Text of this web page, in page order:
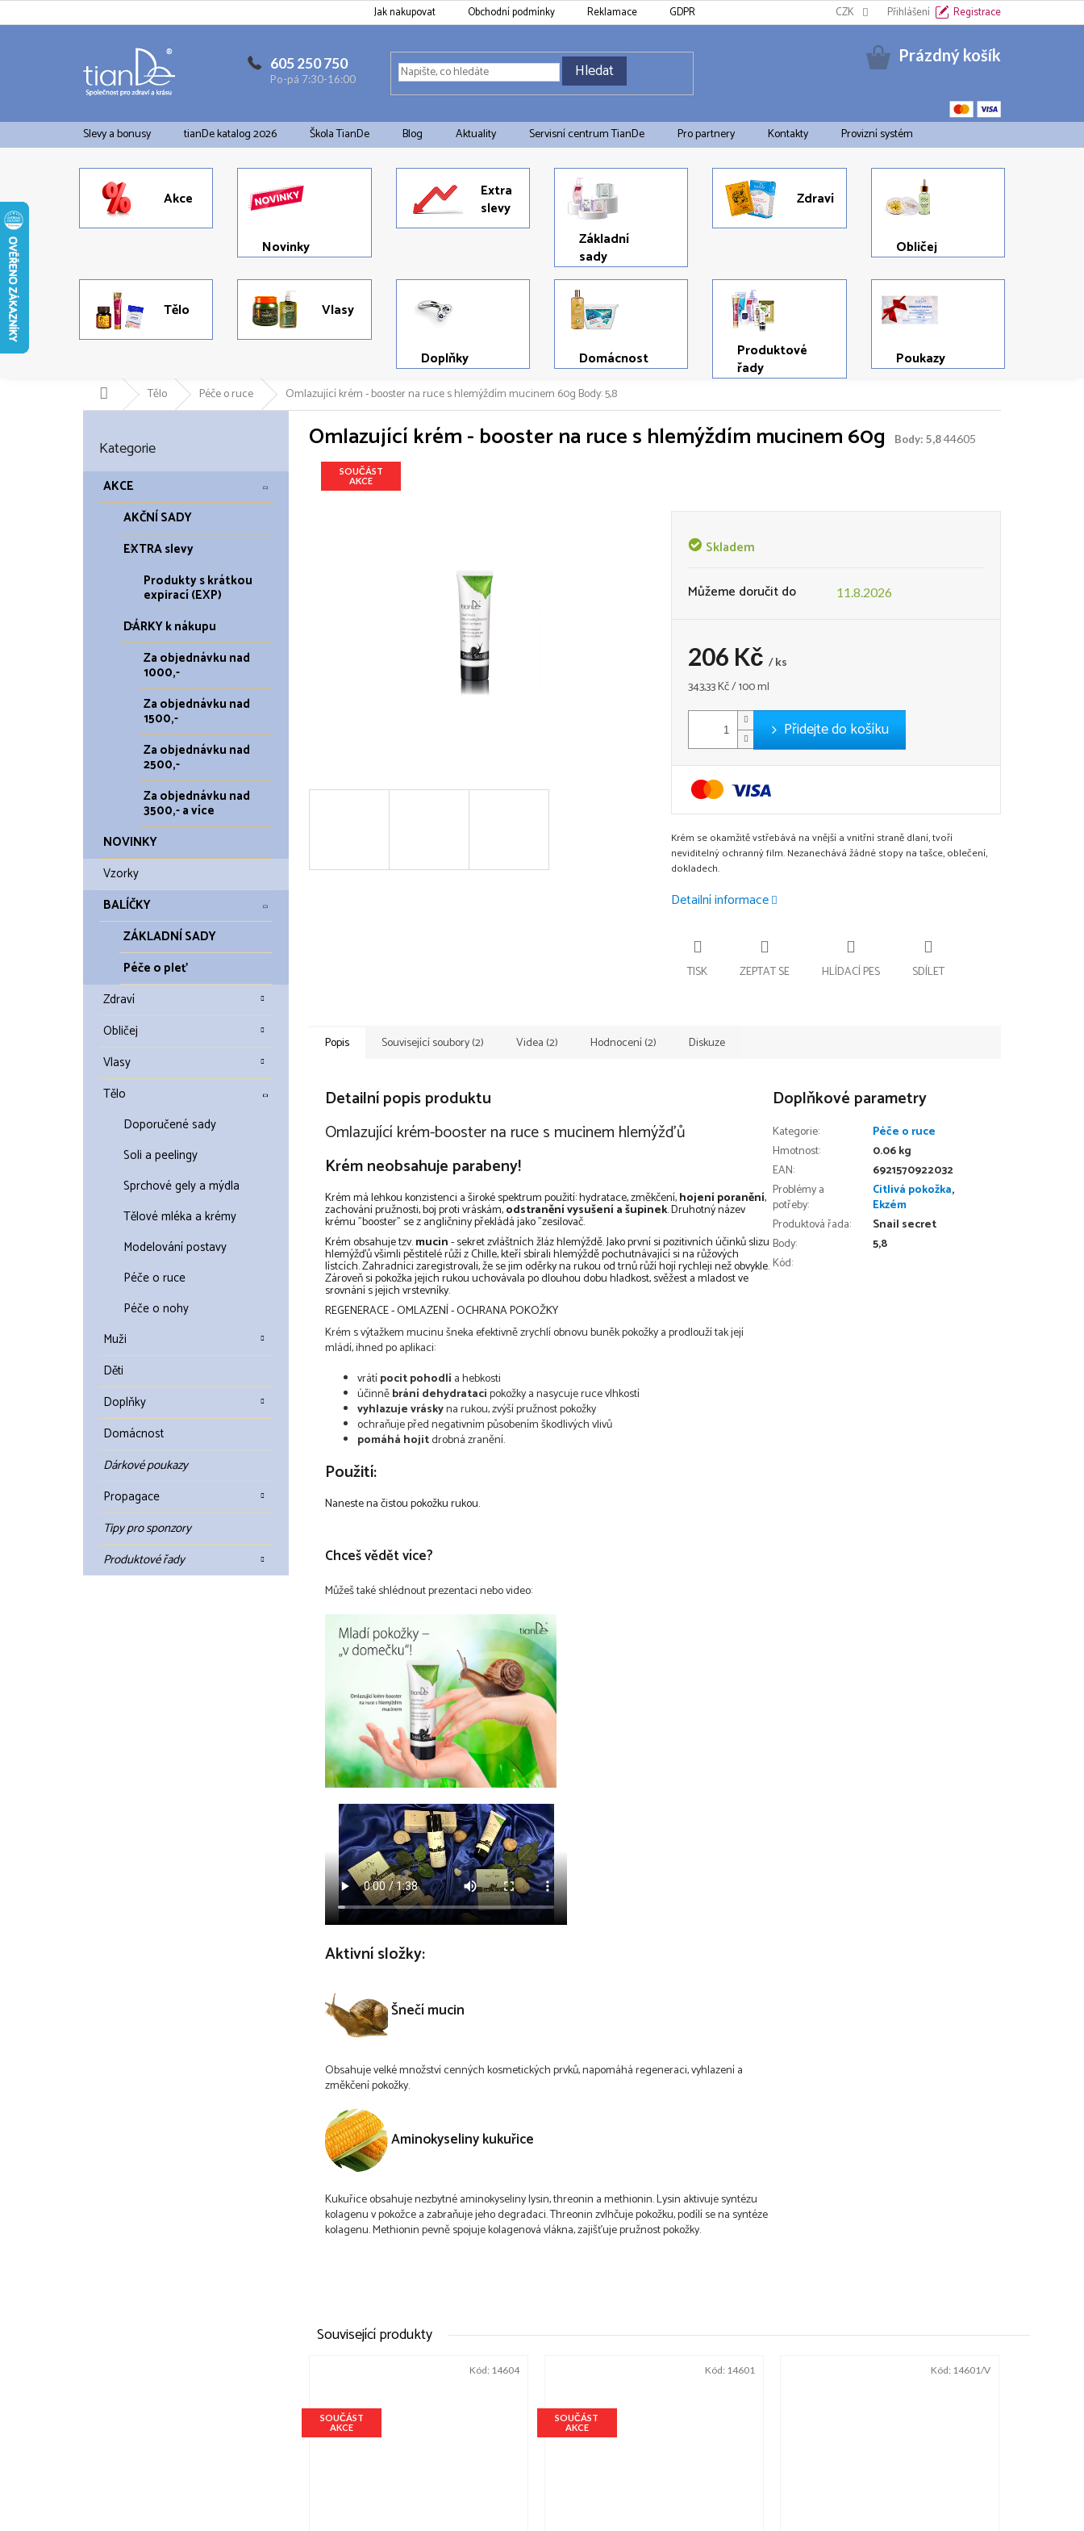
Přejít
na
Jak nakupovat Obchodní podmínky Reklamace GDPR Informační oznámení k EET Cookies Doprava a platba
CZK Přihlášení Registrace
605 250 750
Po-pá 7:30-16:00 Hledat
Nákupní
Prázdný košík
Slevy a bonusy tianDe katalog 2026 Škola TianDe Blog Aktuality Servisní centrum TianDe Pro partnery Kontakty Provizní systém
Akce
Novinky
Extra
slevy
Základní
sady
Zdraví
Obličej
Tělo Vlasy
Doplňky Domácnost
Produktové
řady
Poukazy
Domů Tělo Péče o ruce Omlazující krém - booster na ruce s hlemýždím mucinem 60g Body: 5,8
kategorie
Kategorie
AKCE
AKČNÍ SADY
EXTRA slevy
Produkty s krátkou
expirací (EXP)
DÁRKY k nákupu
Za objednávku nad
1000,-
Za objednávku nad
1500,-
Za objednávku nad
2500,-
Za objednávku nad
3500,- a více
NOVINKY
Vzorky
BALÍČKY
ZÁKLADNÍ SADY
Péče o pleť
Zdraví
Obličej
Vlasy
Tělo
Doporučené sady
Soli a peelingy
Sprchové gely a mýdla
Tělové mléka a krémy
Modelování postavy
Péče o ruce
Péče o nohy
Muži
Děti
Doplňky
Domácnost
Dárkové poukazy
Propagace
Tipy pro sponzory
Produktové řady
Omlazující krém - booster na ruce s hlemýždím mucinem 60g Body: 5,844605
SOUČÁST
AKCE
Skladem
Můžeme doručit do 11.8.2026
206 Kč / ks
Měrná
343,33 Kč / 100 ml
Přidejte do košíku
Krém se okamžitě vstřebává na vnější a vnitřní straně dlaní, tvoří
neviditelný ochranný film. Nezanechává žádné stopy na tašce, oblečení,
dokladech.
Detailní informace
TISK ZEPTAT SE HLÍDACÍ PES SDÍLET
Popis Související soubory (2) Videa (2) Hodnocení (2) Diskuze
Detailní popis produktu
Omlazující krém-booster na ruce s mucinem hlemýžďů
Krém neobsahuje parabeny!
Krém má lehkou konzistenci a široké spektrum použití: hydratace, změkčení,hojení poranění,
zachování pružnosti, boj proti vráskám,odstranění vysušení a šupinek. Druhotný název
krému "booster" se z angličniny překládá jako "zesilovač.
Krém obsahuje tzv.mucin- sekret zvláštních žláz hlemýždě. Jako první si pozitivních účinků slizu
hlemýžďů všimli pěstitelé růží z Chille, kteří sbírali hlemýždě pochutnávající si na růžových
lístcích. Zahradníci zaregistrovali, že se jim oděrky na rukou od trnů růží hojí rychleji než obvykle.
Zároveň si pokožka jejich rukou uchovávala po dlouhou dobu hladkost, svěžest a mladost ve
srovnání s jejich vrstevníky.
REGENERACE - OMLAZENÍ - OCHRANA POKOŽKY
Krém s výtažkem mucinu šneka efektivně zrychlí obnovu buněk pokožky a prodlouží tak její
mládí, ihned po aplikaci:
vrátípocit pohodlía hebkosti
účinněbrání dehydratacipokožky a nasycuje ruce vlhkostí
vyhlazuje vráskyna rukou, zvýší pružnost pokožky
ochraňuje před negativním působením škodlivých vlivů
pomáhá hojitdrobná zranění.
Použití:
Naneste na čistou pokožku rukou.
Chceš vědět více?
Můžeš také shlédnout prezentaci nebo video:
Aktivní složky:
Šnečí mucin
Obsahuje velké množství cenných kosmetických prvků, napomáhá regeneraci, vyhlazení a
změkčení pokožky.
Aminokyseliny kukuřice
Kukuřice obsahuje nezbytné aminokyseliny lysin, threonin a methionin. Lysin aktivuje syntézu
kolagenu v pokožce a zabraňuje jeho degradaci. Threonin zvlhčuje pokožku, podílí se na syntéze
kolagenu. Methionin pevně spojuje kolagenová vlákna, zajišťuje pružnost pokožky.
Doplňkové parametry
Kategorie:
Péče o ruce
Hmotnost:
0.06 kg
EAN:
6921570922032
Problémy a
potřeby:
Citlivá pokožka,
Ekzém
Produktová řada:
Snail secret
Body:
5,8
Kód:
Související produkty
SOUČÁST
AKCE
Kód: 14604
SOUČÁST
AKCE
Kód: 14601 Kód: 14601/V